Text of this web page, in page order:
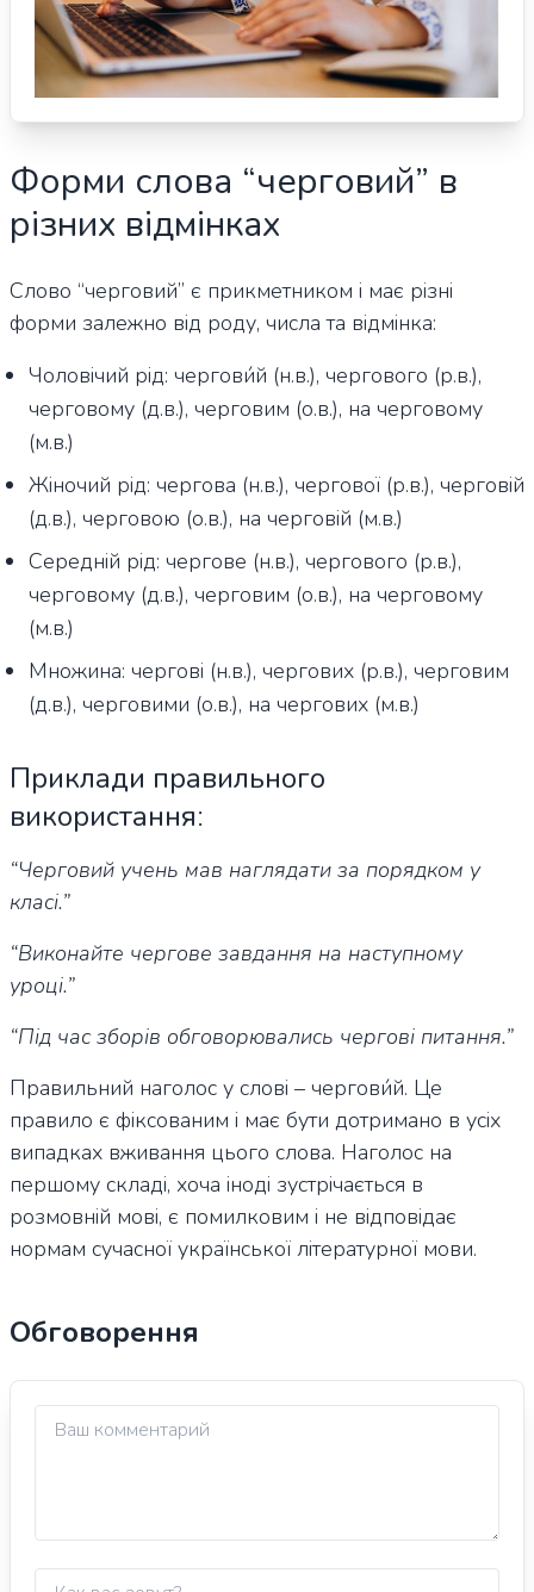
Форми слова “черговий” в
різних відмінках
Слово “черговий” є прикметником і має різні
форми залежно від роду, числа та відмінка:
Чоловічий рід: чергови́й (н.в.), чергового (р.в.),
черговому (д.в.), черговим (о.в.), на черговому
(м.в.)
Жіночий рід: чергова (н.в.), чергової (р.в.), черговій
(д.в.), черговою (о.в.), на черговій (м.в.)
Середній рід: чергове (н.в.), чергового (р.в.),
черговому (д.в.), черговим (о.в.), на черговому
(м.в.)
Множина: чергові (н.в.), чергових (р.в.), черговим
(д.в.), черговими (о.в.), на чергових (м.в.)
Приклади правильного
використання:
“Черговий учень мав наглядати за порядком у
класі.”
“Виконайте чергове завдання на наступному
уроці.”
“Під час зборів обговорювались чергові питання.”
Правильний наголос у слові – чергови́й. Це
правило є фіксованим і має бути дотримано в усіх
випадках вживання цього слова. Наголос на
першому складі, хоча іноді зустрічається в
розмовній мові, є помилковим і не відповідає
нормам сучасної української літературної мови.
Обговорення